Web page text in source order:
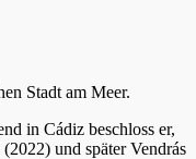
Stadt am Meer.
in Cádiz beschloss er,
und später Vendrás